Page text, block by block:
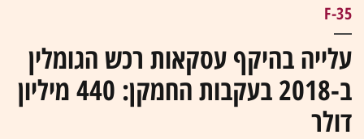
F-35
עלייה בהיקף עסקאות רכש הגומלין
ב-2018 בעקבות החמקן: 440 מיליון
דולר